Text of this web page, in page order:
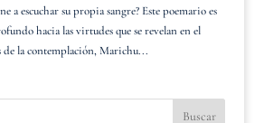
a escuchar su propia sangre? Este poemario es
hacia las virtudes que se revelan en el
de la contemplación, Marichu...